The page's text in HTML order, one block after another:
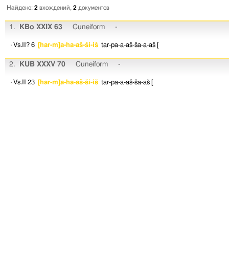
Найдено: 2 вхождений, 2 документов
1. KBo XXIX 63 Cuneiform -
· Vs.II? 6 [har-m]a-ha-aš-ši-iš tar-pa-a-aš-ša-a-aš [
2. KUB XXXV 70 Cuneiform -
· Vs.II 23 [har-m]a-ha-aš-ši-iš tar-pa-a-aš-ša-aš [